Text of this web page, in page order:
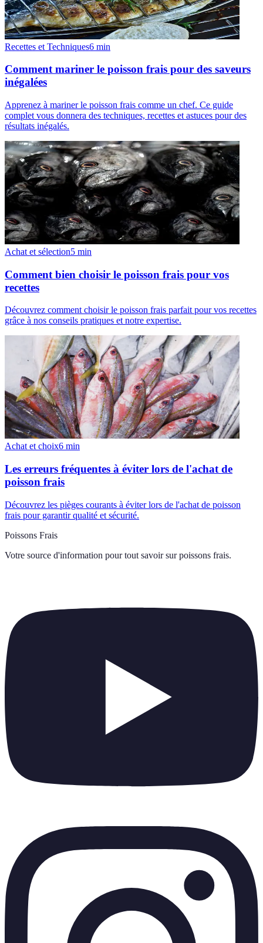
Recettes et Techniques6 min
Comment mariner le poisson frais pour des saveurs
inégalées
Apprenez à mariner le poisson frais comme un chef. Ce guide
complet vous donnera des techniques, recettes et astuces pour des
résultats inégalés.
Achat et sélection5 min
Comment bien choisir le poisson frais pour vos
recettes
Découvrez comment choisir le poisson frais parfait pour vos recettes
grâce à nos conseils pratiques et notre expertise.
Achat et choix6 min
Les erreurs fréquentes à éviter lors de l'achat de
poisson frais
Découvrez les pièges courants à éviter lors de l'achat de poisson
frais pour garantir qualité et sécurité.
Poissons Frais
Votre source d'information pour tout savoir sur poissons frais.